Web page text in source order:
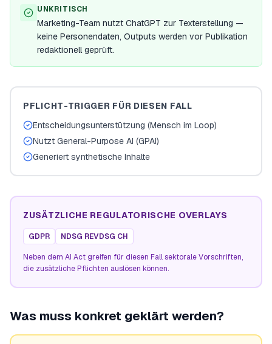
UNKRITISCH
Marketing-Team nutzt ChatGPT zur Texterstellung —
keine Personendaten, Outputs werden vor Publikation
redaktionell geprüft.
PFLICHT-TRIGGER FÜR DIESEN FALL
Entscheidungsunterstützung (Mensch im Loop)
Nutzt General-Purpose AI (GPAI)
Generiert synthetische Inhalte
ZUSÄTZLICHE REGULATORISCHE OVERLAYS
GDPR NDSG REVDSG CH
Neben dem AI Act greifen für diesen Fall sektorale Vorschriften,
die zusätzliche Pflichten auslösen können.
Was muss konkret geklärt werden?